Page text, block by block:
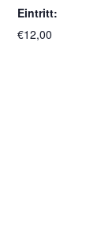
Eintritt:
€12,00